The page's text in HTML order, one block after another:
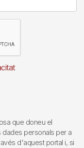
que doneu el
dades personals per a
d'aquest portal i, si